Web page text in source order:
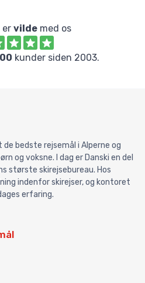
er vildemed os
kunder siden 2003.
de bedste rejsemål i Alperne og
og voksne. I dag er Danski en del
største skirejsebureau. Hos
indenfor skirejser, og kontoret
erfaring.